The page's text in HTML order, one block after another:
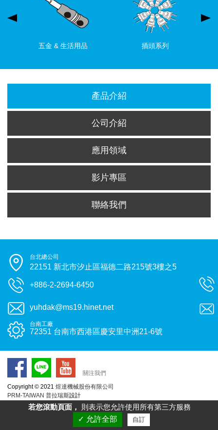
五金 & 生活用品 插頭系列
產品介紹
公司介紹
應用領域
影片專區
聯絡我們
台北總公司
22151 新北市汐止區福德二路215號3樓之5
+886-2-2694-6450
yuhdak@ms19.hinet.net
台南工廠
72351 台南市西港區慶安里中洲21-6號
關注我們
Copyright © 2021 煜達機械股份有限公司
PRM-TAIWAN 普拉瑞斯設計
若您滾動頁面，
則表示您允許使用所有第三方服務
✓ 允許全部
自訂